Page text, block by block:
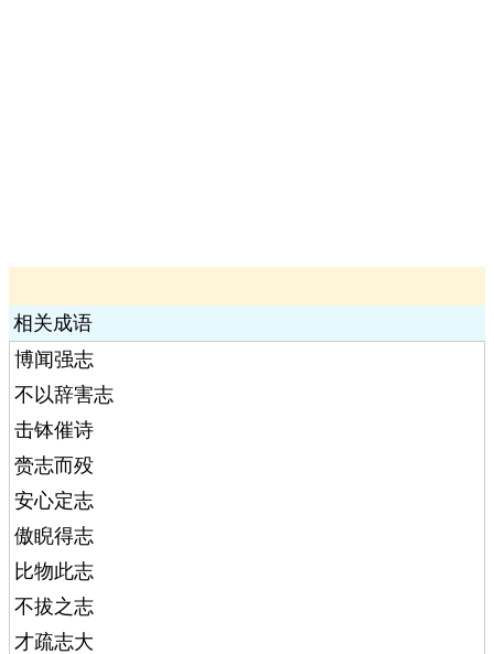
相关成语
博闻强志
不以辞害志
击钵催诗
赍志而殁
安心定志
傲睨得志
比物此志
不拔之志
才疏志大